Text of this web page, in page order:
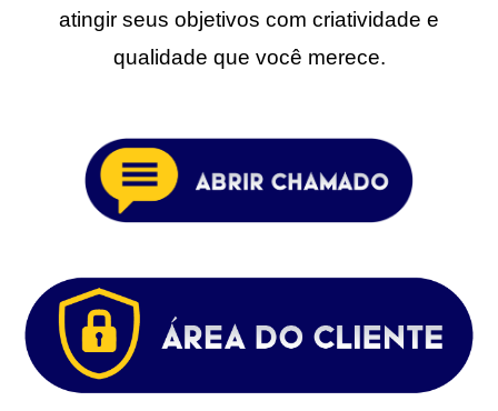
atingir seus objetivos com criatividade e
qualidade que você merece.